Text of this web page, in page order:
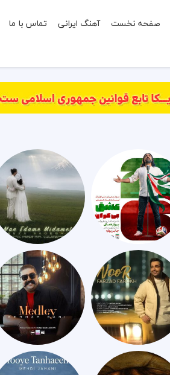
صفحه نخست آهنگ ایرانی تماس با ما